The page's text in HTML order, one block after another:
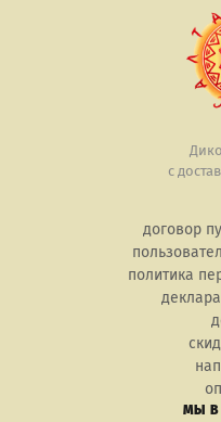
с
договор
политика
МЫ В